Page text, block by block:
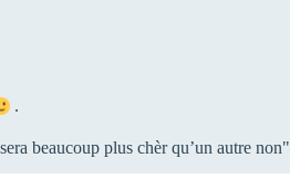
.
beaucoup plus chèr qu’un autre non"